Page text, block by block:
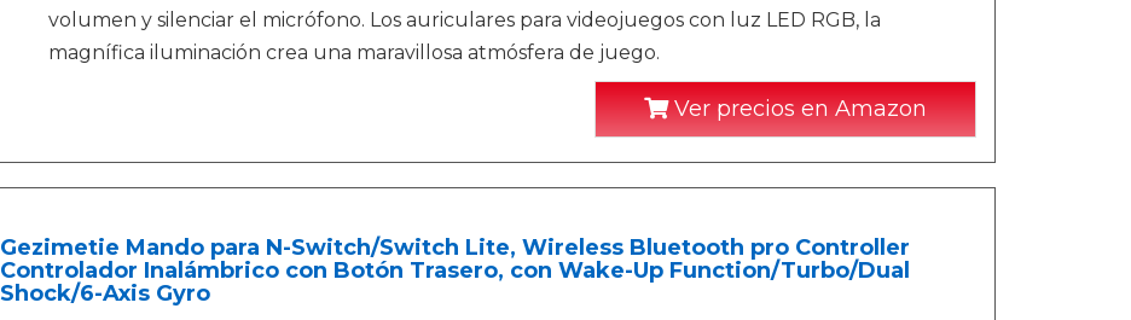
volumen y silenciar el micrófono. Los auriculares para videojuegos con luz LED RGB, la
magnífica iluminación crea una maravillosa atmósfera de juego.
Ver precios en Amazon
Gezimetie Mando para N-Switch/Switch Lite, Wireless Bluetooth pro Controller
Controlador Inalámbrico con Botón Trasero, con Wake-Up Function/Turbo/Dual
Shock/6-Axis Gyro